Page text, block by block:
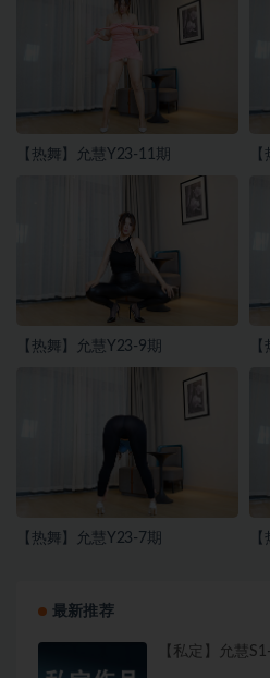
【热舞】允慧Y23-11期
【热舞】允慧Y23-9期
【热舞】允慧Y23-7期
最新推荐
【私定】允慧S1-